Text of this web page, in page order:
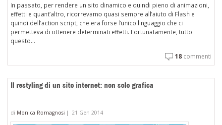
In passato, per rendere un sito dinamico e quindi pieno di animazioni,
effetti e quant’altro, ricorrevamo quasi sempre all’aiuto di Flash e
quindi dell’action script, che era forse l’unico linguaggio che ci
permetteva di ottenere determinati effetti. Fortunatamente, tutto
questo...
18 commenti
Il restyling di un sito internet: non solo grafica
di Monica Romagnosi | 21 Gen 2014